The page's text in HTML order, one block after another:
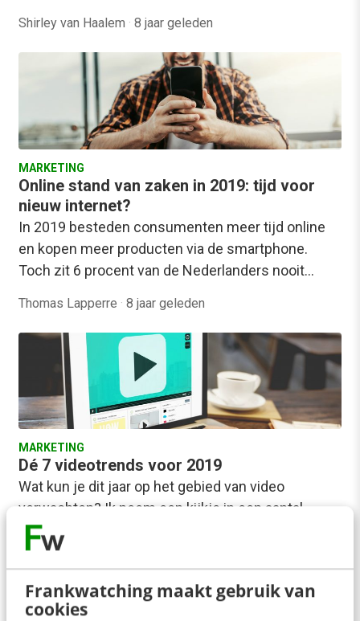
Frankwatching maakt gebruik van
cookies
Shirley van Haalem · 8 jaar geleden
MARKETING
Online stand van zaken in 2019: tijd voor
nieuw internet?
In 2019 besteden consumenten meer tijd online
en kopen meer producten via de smartphone.
Toch zit 6 procent van de Nederlanders nooit…
Thomas Lapperre · 8 jaar geleden
MARKETING
Dé 7 videotrends voor 2019
Wat kun je dit jaar op het gebied van video
verwachten? Ik neem een kijkje in een aantal
interessante videotrends, en geef…